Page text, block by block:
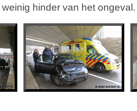
hinder van het ongeval.